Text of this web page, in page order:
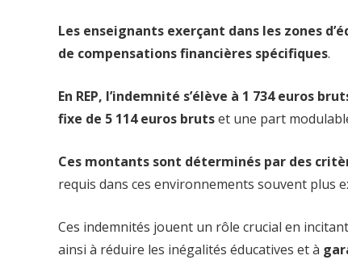
Les enseignants exerçant dans les zones
de compensations financières spécifiques.
En REP, l’indemnité s’élève à 1 734 euros
fixe de 5 114 euros brutset une part
Ces montants sont déterminés par des
requis dans ces environnements souvent plus
Ces indemnités jouent un rôle crucial en
ainsi à réduire les inégalités éducatives et à